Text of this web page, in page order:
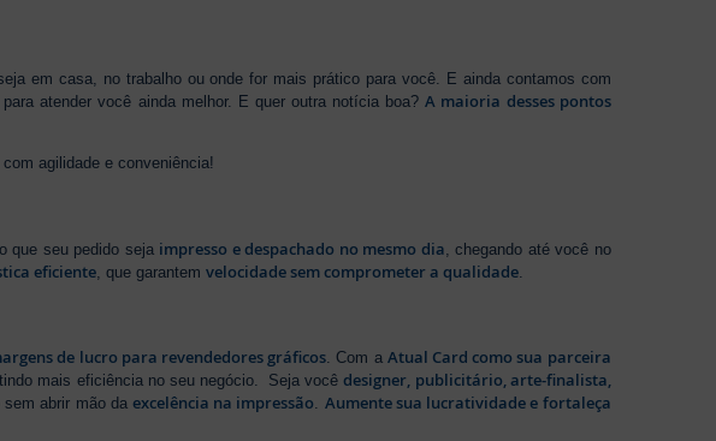
em casa, no trabalho ou onde for mais prático para você. E ainda contamos com
atender você ainda melhor. E quer outra notícia boa?A maioria desses pontos
agilidade e conveniência!
que seu pedido seja impresso e despachado no mesmo dia , chegando até você no
eficiente , que garantemvelocidade sem comprometer a qualidade
de lucro para revendedores gráficos. Com a Atual Card como sua parceira
mais eficiência no seu negócio. Seja vocêdesigner, publicitário, arte-finalista,
sem abrir mão daexcelência na impressão. Aumente sua lucratividade e fortaleça